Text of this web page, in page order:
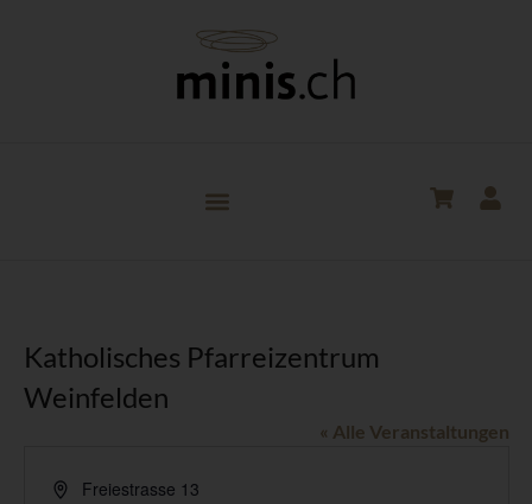
Katholisches Pfarreizentrum
Weinfelden
« Alle Veranstaltungen
AdresseFreiestrasse 13